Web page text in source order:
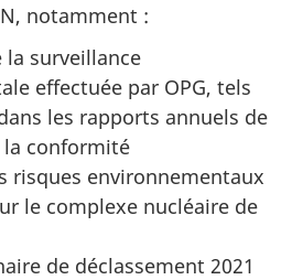
notamment :
la surveillance
effectuée par OPG, tels
les rapports annuels de
la conformité
risques environnementaux
le complexe nucléaire de
de déclassement 2021